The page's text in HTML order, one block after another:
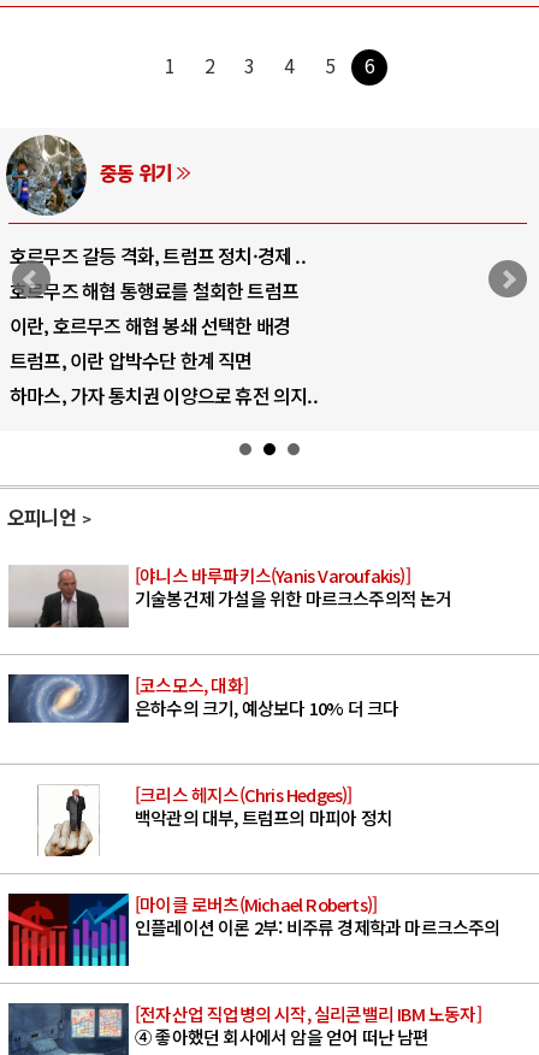
1 2 3 4 5 6
AI와 인간
중국 AI, 저가 공세로 글로벌 토큰 시..
AI 국부펀드 구상 놓고 미국 진보진영 ..
AI 데이터센터 반대 투쟁은 새로운 글로..
AI의 숨은 환경 비용: 데이터센터 확산..
AI는 어떻게 미국 민주주의를 잠식하고 ..
오피니언
[야니스 바루파키스(Yanis Varoufakis)]
기술봉건제 가설을 위한 마르크스주의적 논거
[코스모스, 대화]
은하수의 크기, 예상보다 10% 더 크다
[크리스 헤지스(Chris Hedges)]
백악관의 대부, 트럼프의 마피아 정치
[마이클 로버츠(Michael Roberts)]
인플레이션 이론 2부: 비주류 경제학과 마르크스주의
[전자산업 직업병의 시작, 실리콘밸리 IBM 노동자]
④ 좋아했던 회사에서 암을 얻어 떠난 남편